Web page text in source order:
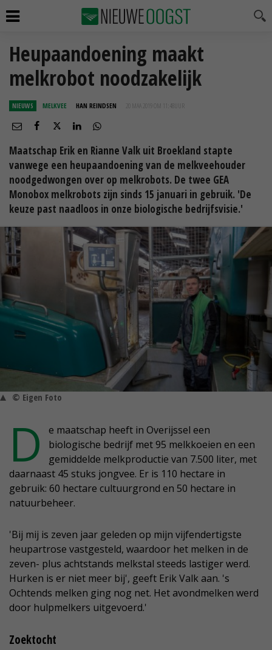
Heupaandoening maakt
melkrobot noodzakelijk
NIEUWS MELKVEE HAN REINDSEN 20 MAA 2019 OM 11:48
Maatschap Erik en Rianne Valk uit Broekland stapte
vanwege een heupaandoening van de melkveehouder
noodgedwongen over op melkrobots. De twee GEA
Monobox melkrobots zijn sinds 15 januari in gebruik. 'De
keuze past naadloos in onze biologische bedrijfsvisie.'
© Eigen Foto
D
e maatschap heeft in Overijssel een
biologische bedrijf met 95 melkkoeien en een
gemiddelde melkproductie van 7.500 liter, met
daarnaast 45 stuks jongvee. Er is 110 hectare in
gebruik: 60 hectare cultuurgrond en 50 hectare in
natuurbeheer.
'Bij mij is zeven jaar geleden op mijn vijfendertigste
heupartrose vastgesteld, waardoor het melken in de
zeven- plus achtstands melkstal steeds lastiger werd.
Hurken is er niet meer bij', geeft Erik Valk aan. 's
Ochtends melken ging nog net. Het avondmelken werd
door hulpmelkers uitgevoerd.'
Zoektocht